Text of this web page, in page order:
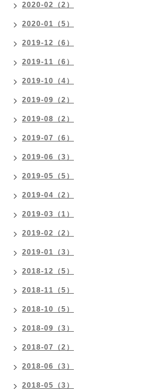
2020-02（2）
2020-01（5）
2019-12（6）
2019-11（6）
2019-10（4）
2019-09（2）
2019-08（2）
2019-07（6）
2019-06（3）
2019-05（5）
2019-04（2）
2019-03（1）
2019-02（2）
2019-01（3）
2018-12（5）
2018-11（5）
2018-10（5）
2018-09（3）
2018-07（2）
2018-06（3）
2018-05（3）